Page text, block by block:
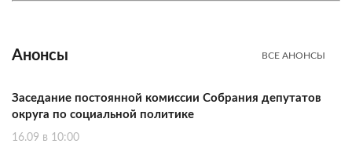
Анонсы ВСЕ АНОНСЫ
Заседание постоянной комиссии Собрания депутатов
округа по социальной политике
16.09 в 10:00